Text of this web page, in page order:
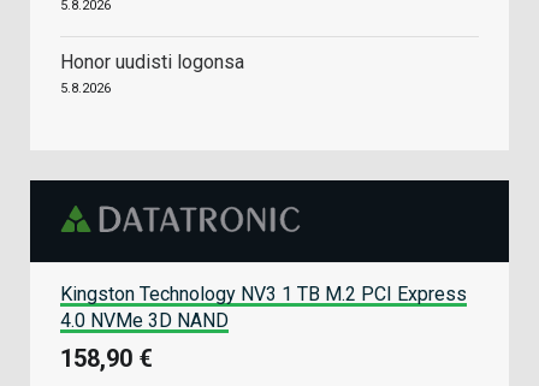
5.8.2026
Honor uudisti logonsa
5.8.2026
Kingston Technology NV3 1 TB M.2 PCI Express
4.0 NVMe 3D NAND
158,90 €